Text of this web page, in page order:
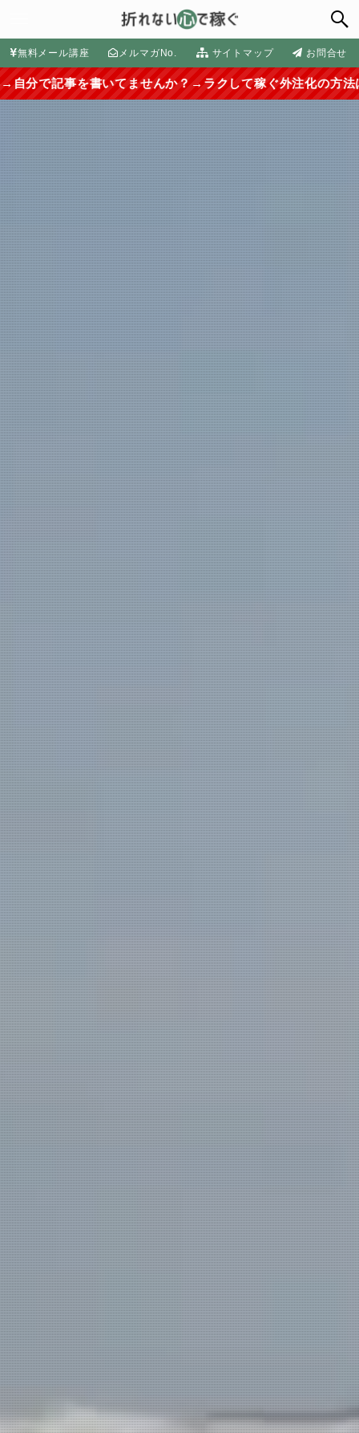
無料メール講座 メルマガNo. サイトマップ お問合せ
んか？→ラクして稼ぐ外注化の方法はコチラから≫≫